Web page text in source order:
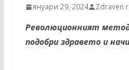
януари 29, 2024 Zdraven
Революционният
подобри здравето и